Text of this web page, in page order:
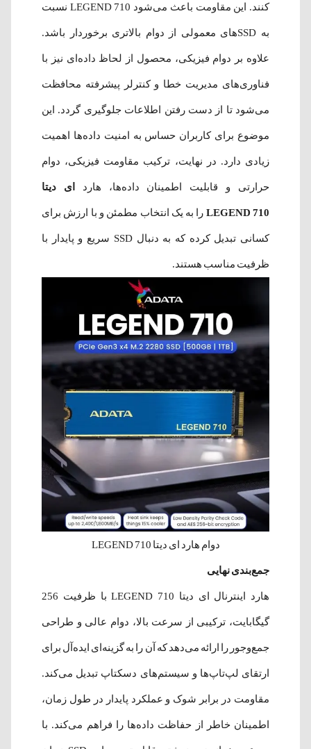
کنند. این مقاومت باعث می‌شود LEGEND 710 نسبت
به SSDهای معمولی از دوام بالاتری برخوردار باشد.
علاوه بر دوام فیزیکی، محصول از لحاظ داده‌ای نیز با
فناوری‌های مدیریت خطا و کنترلر پیشرفته محافظت
می‌شود تا از دست رفتن اطلاعات جلوگیری گردد. این
موضوع برای کاربران حساس به امنیت داده‌ها اهمیت
زیادی دارد. در نهایت، ترکیب مقاومت فیزیکی، دوام
حرارتی و قابلیت اطمینان داده‌ها، هارد ای دیتا
LEGEND 710 را به یک انتخاب مطمئن و با ارزش برای
کسانی تبدیل کرده که به دنبال SSD سریع و پایدار با
ظرفیت مناسب هستند.
دوام هارد ای دیتا LEGEND 710
جمع‌بندی نهایی
هارد اینترنال ای دیتا LEGEND 710 با ظرفیت 256
گیگابایت، ترکیبی از سرعت بالا، دوام عالی و طراحی
جمع‌وجور را ارائه می‌دهد که آن را به گزینه‌ای ایده‌آل برای
ارتقای لپ‌تاپ‌ها و سیستم‌های دسکتاپ تبدیل می‌کند.
مقاومت در برابر شوک و عملکرد پایدار در طول زمان،
اطمینان خاطر از حفاظت داده‌ها را فراهم می‌کند. با